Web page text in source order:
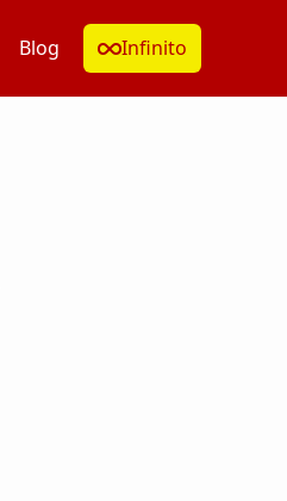
Blog Infinito